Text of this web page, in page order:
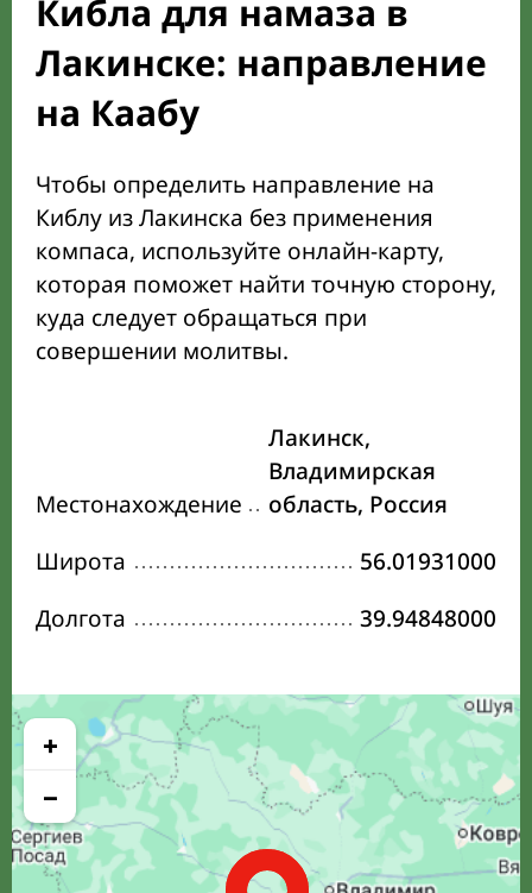
Кибла для намаза в
Лакинске: направление
на Каабу
Чтобы определить направление на
Киблу из Лакинска без применения
компаса, используйте онлайн-карту,
которая поможет найти точную сторону,
куда следует обращаться при
совершении молитвы.
Местонахождение
Лакинск,
Владимирская
область, Россия
Широта
56.01931000
Долгота
39.94848000
+
−